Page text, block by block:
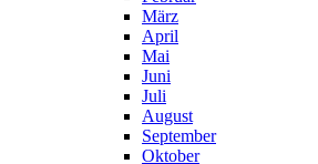
März
April
Mai
Juni
Juli
August
September
Oktober